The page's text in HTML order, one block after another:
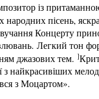
із
пісень,
Концерту
Легкий тон
джазових тем. ]
з найкрасивіших
з Моцартом».